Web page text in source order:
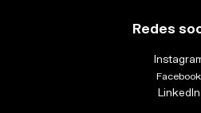
Redes
Facebook
LinkedIn